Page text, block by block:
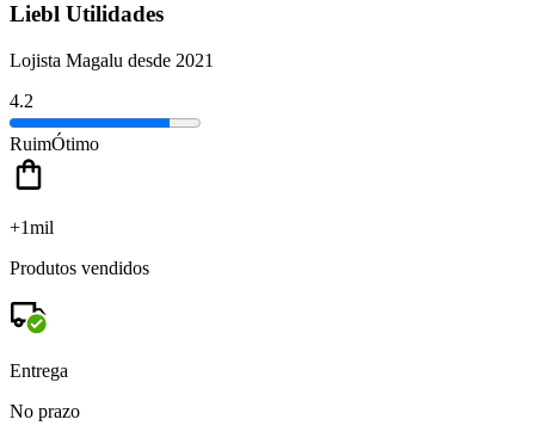
Liebl Utilidades
Lojista Magalu desde 2021
4.2
RuimÓtimo
+1mil
Produtos vendidos
Entrega
No prazo